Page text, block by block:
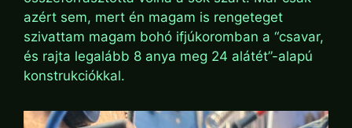
azért sem, mert én magam is rengeteget
szivattam magam bohó ifjúkoromban a “csavar,
és rajta legalább 8 anya meg 24 alátét”-alapú
konstrukciókkal.